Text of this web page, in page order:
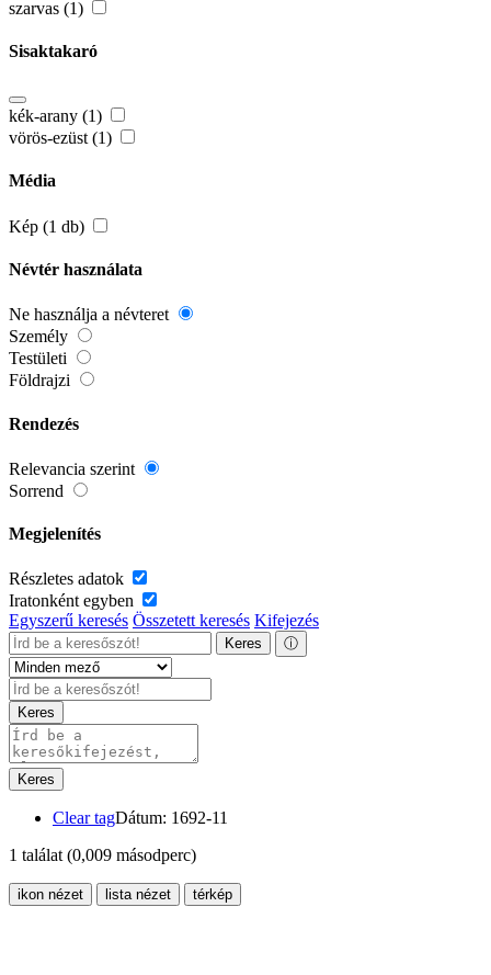
szarvas (1)
Sisaktakaró
kék-arany (1)
vörös-ezüst (1)
Média
Kép (1 db)
Névtér használata
Ne használja a névteret
Személy
Testületi
Földrajzi
Rendezés
Relevancia szerint
Sorrend
Megjelenítés
Részletes adatok
Iratonként egyben
Egyszerű keresés Összetett keresés Kifejezés
Keres ⓘ
Keres
Keres
Clear tagDátum: 1692-11
1 találat (0,009 másodperc)
ikon nézet lista nézet térkép